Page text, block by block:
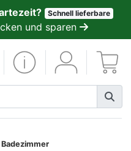
Schnell lieferbare
und sparen